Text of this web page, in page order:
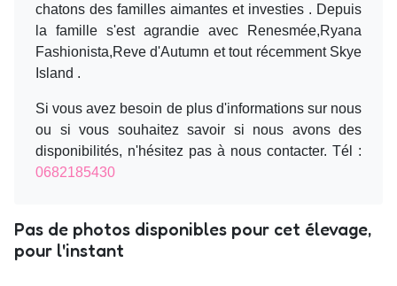
chatons des familles aimantes et investies . Depuis
la famille s'est agrandie avec Renesmée,Ryana
Fashionista,Reve d'Autumn et tout récemment Skye
Island .
Si vous avez besoin de plus d'informations sur nous
ou si vous souhaitez savoir si nous avons des
disponibilités, n'hésitez pas à nous contacter. Tél :
0682185430
Pas de photos disponibles pour cet élevage,
pour l'instant